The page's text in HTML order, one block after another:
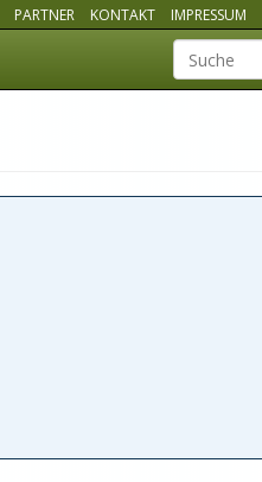
PARTNER KONTAKT IMPRESSUM
Suchbegriff